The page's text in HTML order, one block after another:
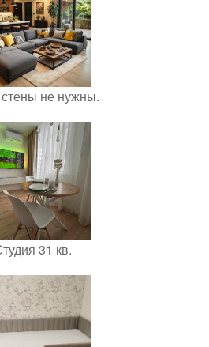
стены не нужны.
31 кв.